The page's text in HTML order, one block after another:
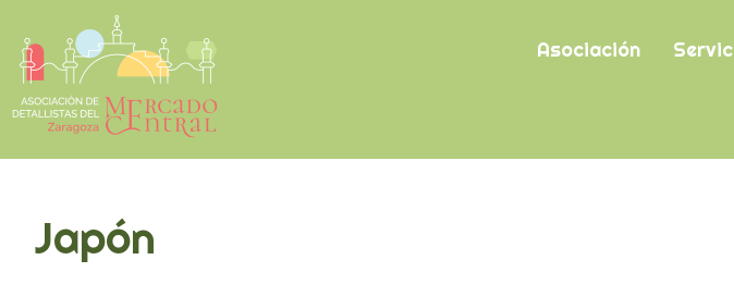
Asociación
Japón